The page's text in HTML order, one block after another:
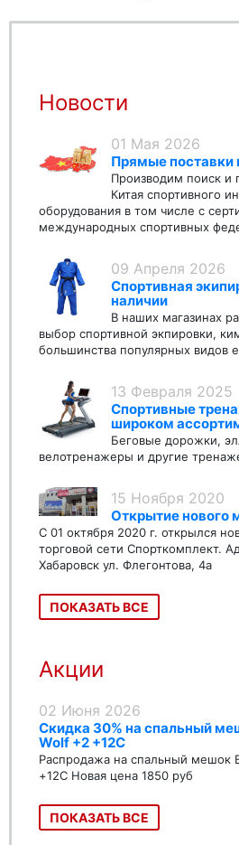
Новости
01 Мая 2026
Прямые поставки
Производим поиск и
Китая спортивного
оборудования в том числе с
международных спортивных
09 Апреля 2026
Спортивная
наличии
В наших магазинах
выбор спортивной экпировки,
большинства популярных видов
13 Февраля 2025
Спортивные
широком
Беговые дорожки,
велотренажеры и другие
15 Ноября 2020
Открытие нового
С 01 октября 2020 г. открылся
торговой сети Спорткомплект.
Хабаровск ул. Флегонтова, 4а
ПОКАЗАТЬ ВСЕ
Акции
02 Июня 2026
Скидка 30% на спальный
Wolf +2 +12C
Распродажа на спальный мешок
+12C Новая цена 1850 руб
ПОКАЗАТЬ ВСЕ